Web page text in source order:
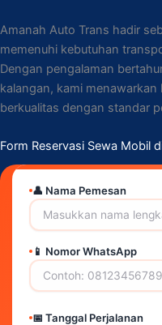
Amanah Auto Trans hadir
memenuhi kebutuhan
Dengan pengalaman
kalangan, kami
berkualitas dengan standar
Form Reservasi Sewa Mobil
👤 Nama Pemesan
📱 Nomor WhatsApp
📅 Tanggal Perjalanan